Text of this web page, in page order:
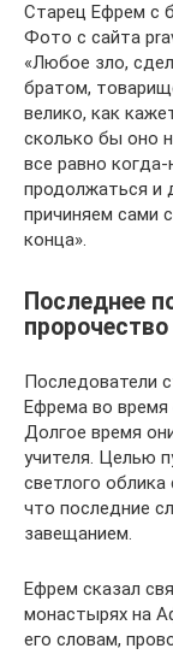
Старец Ефрем с
Фото с сайта
«Любое зло,
братом,
велико, как
сколько бы оно
все равно
продолжаться и
причиняем сами
конца».
Последнее
пророчество
Последователи
Ефрема во время
Долгое время
учителя. Целью
светлого
что последние
завещанием.
Ефрем сказал
монастырях на
его словам,